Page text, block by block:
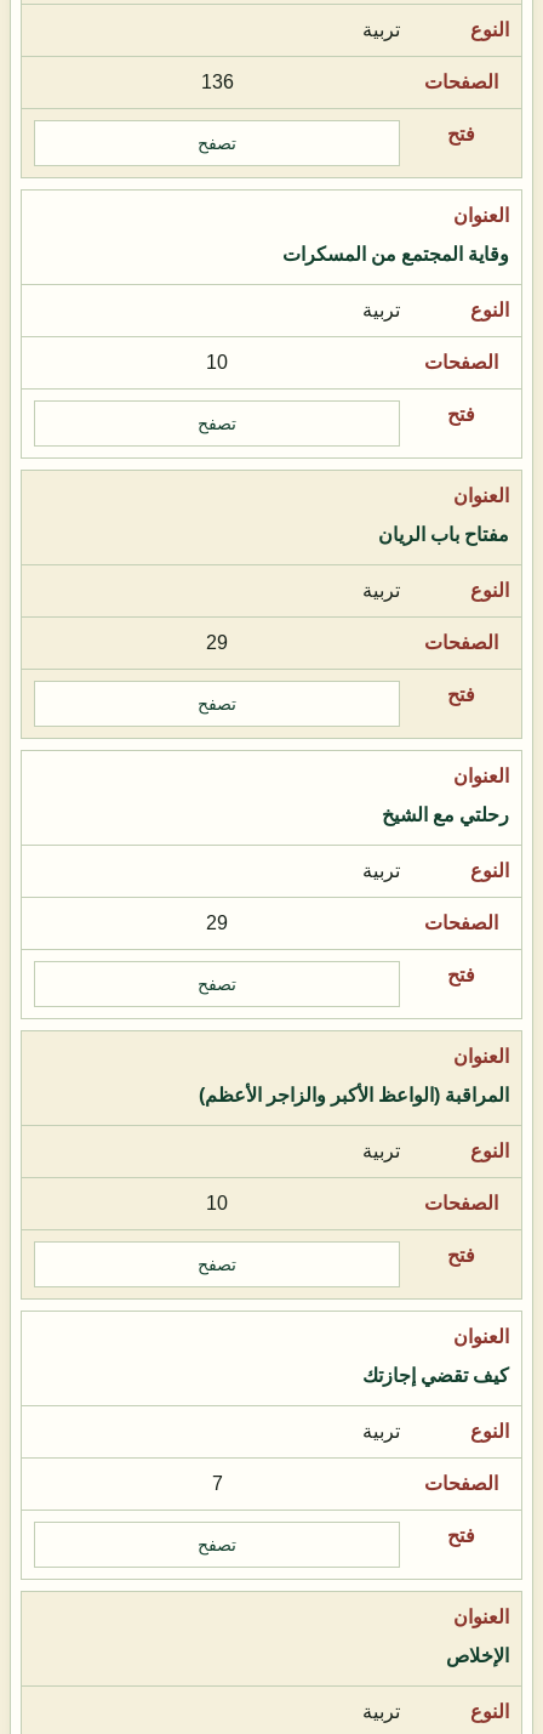
تربية
136
تصفح
وقاية المجتمع من المسكرات
تربية
10
تصفح
مفتاح باب الريان
تربية
29
تصفح
رحلتي مع الشيخ
تربية
29
تصفح
المراقبة (الواعظ الأكبر والزاجر الأعظم)
تربية
10
تصفح
كيف تقضي إجازتك
تربية
7
تصفح
الإخلاص
تربية